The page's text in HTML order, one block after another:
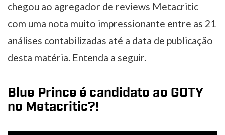
chegou ao agregador de reviews Metacritic
com uma nota muito impressionante entre as 21
análises contabilizadas até a data de publicação
desta matéria. Entenda a seguir.
Blue Prince é candidato ao GOTY
no Metacritic?!